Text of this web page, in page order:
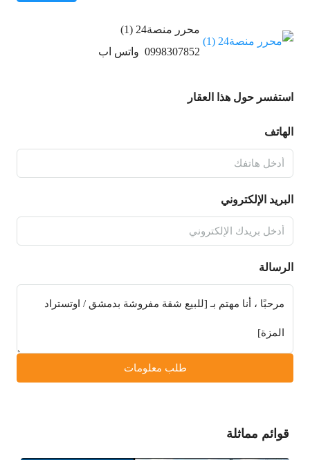
محرر منصة24 (1)
0998307852 واتس اب
استفسر حول هذا العقار
الهاتف
البريد الإلكتروني
الرسالة
طلب معلومات
قوائم مماثلة